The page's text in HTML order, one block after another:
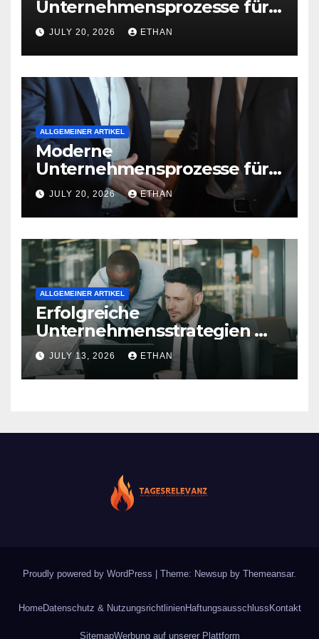
Unternehmensprozesse für
nachhaltige
Betriebsentwicklung
JULY 20, 2026 ETHAN
ALLGEMEINER ARTIKEL
Moderne
Unternehmensprozesse für
nachhaltige
Strukturentwicklung
JULY 20, 2026 ETHAN
ALLGEMEINER ARTIKEL
Erfolgreiche
Unternehmensstrategien mit
nachhaltiger Wirkung
JULY 13, 2026 ETHAN
Proudly powered by WordPress Theme: Newsup by Themeansar.
HomeDatenschutz & NutzungsrichtlinienHaftungsausschluss Kontakt
SitemapWerbung auf unserer Plattform